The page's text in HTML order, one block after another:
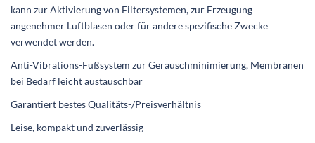
kann zur Aktivierung von Filtersystemen, zur Erzeugung
angenehmer Luftblasen oder für andere spezifische Zwecke
verwendet werden.
Anti-Vibrations-Fußsystem zur Geräuschminimierung, Membranen
bei Bedarf leicht austauschbar
Garantiert bestes Qualitäts-/Preisverhältnis
Leise, kompakt und zuverlässig